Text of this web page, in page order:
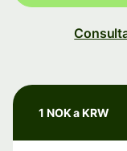
1 NOK a KRW